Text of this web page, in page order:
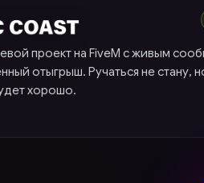
проект на FiveM с живым
отыгрыш. Ручаться не стану,
хорошо.